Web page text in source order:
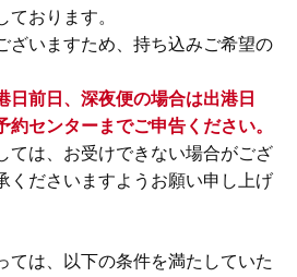
ております。
ざいますため、持ち込みご希望の
日前日、深夜便の場合は出港日
センターまでご申告ください。
ては、お受けできない場合がござ
くださいますようお願い申し上げ
ては、以下の条件を満たしていた